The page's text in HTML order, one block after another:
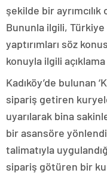
şekilde bir ayrımcılık
Bununla ilgili, Türkiye
yaptırımları söz
konuyla ilgili açıklama
Kadıköy’de bulunan
sipariş getiren
uyarılarak bina
bir asansöre
talimatıyla
sipariş götüren bir